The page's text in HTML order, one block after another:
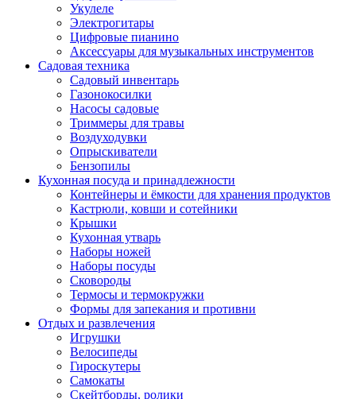
Укулеле
Электрогитары
Цифровые пианино
Аксессуары для музыкальных инструментов
Садовая техника
Садовый инвентарь
Газонокосилки
Насосы садовые
Триммеры для травы
Воздуходувки
Опрыскиватели
Бензопилы
Кухонная посуда и принадлежности
Контейнеры и ёмкости для хранения продуктов
Кастрюли, ковши и сотейники
Крышки
Кухонная утварь
Наборы ножей
Наборы посуды
Сковороды
Термосы и термокружки
Формы для запекания и противни
Отдых и развлечения
Игрушки
Велосипеды
Гироскутеры
Самокаты
Скейтборды, ролики